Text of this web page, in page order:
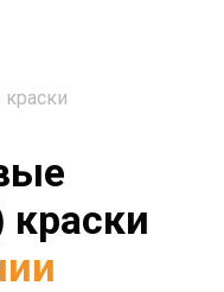
краски